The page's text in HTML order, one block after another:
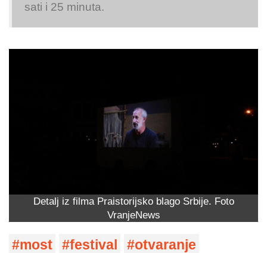
sati i 25 minuta.
Detalj iz filma Praistorijsko blago Srbije. Foto
VranjeNews
most festival
otvaranje